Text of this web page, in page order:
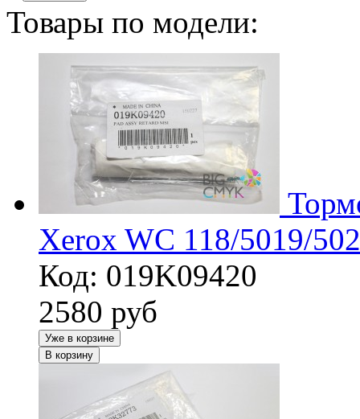
Товары по модели:
Xerox WC 118/5019/
Код: 019K09420
2580 руб
Уже в корзине
В корзину